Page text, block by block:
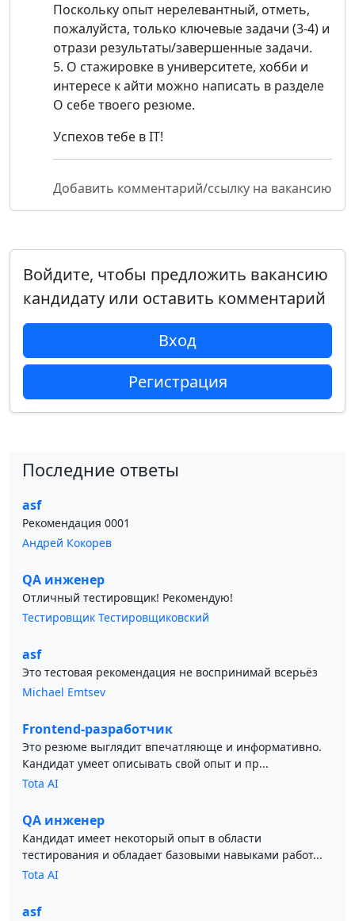
Поскольку опыт нерелевантный, отметь,
пожалуйста, только ключевые задачи (3-4) и
отрази результаты/завершенные задачи.
5. О стажировке в университете, хобби и
интересе к айти можно написать в разделе
О себе твоего резюме.
Успехов тебе в IT!
Добавить комментарий/ссылку на вакансию
Войдите, чтобы предложить вакансию
кандидату или оставить комментарий
Вход
Регистрация
Последние ответы
asf
Рекомендация 0001
Андрей Кокорев
QA инженер
Отличный тестировщик! Рекомендую!
Тестировщик Тестировщиковский
asf
Это тестовая рекомендация не воспринимай всерьёз
Michael Emtsev
Frontend-разработчик
Это резюме выглядит впечатляюще и информативно.
Кандидат умеет описывать свой опыт и пр...
Tota AI
QA инженер
Кандидат имеет некоторый опыт в области
тестирования и обладает базовыми навыками работ...
Tota AI
asf